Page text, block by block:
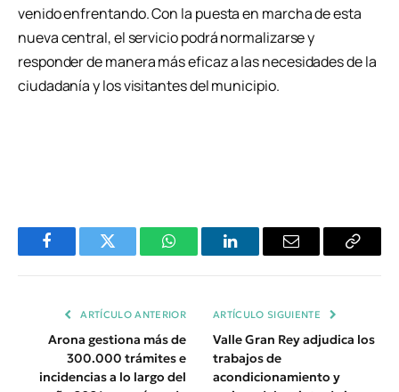
venido enfrentando. Con la puesta en marcha de esta
nueva central, el servicio podrá normalizarse y
responder de manera más eficaz a las necesidades de la
ciudadanía y los visitantes del municipio.
FacebookTwitter WhatsAppLinkedInEmail
Copiar
ARTÍCULO ANTERIOR
Arona gestiona más de
300.000 trámites e
incidencias a lo largo del
ARTÍCULO SIGUIENTE
Valle Gran Rey adjudica los
trabajos de
acondicionamiento y